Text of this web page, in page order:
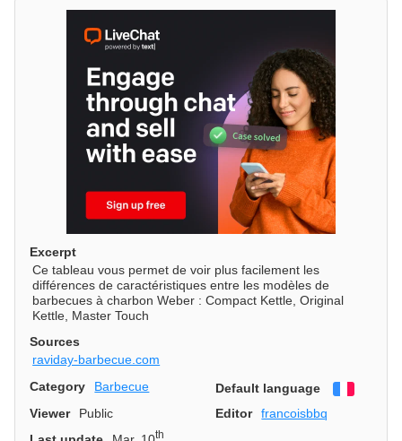
Excerpt
Ce tableau vous permet de voir plus facilement les
différences de caractéristiques entre les modèles de
barbecues à charbon Weber : Compact Kettle, Original
Kettle, Master Touch
Sources
raviday-barbecue.com
Category
Barbecue Default language
Viewer
Public Editor
francoisbbq
th